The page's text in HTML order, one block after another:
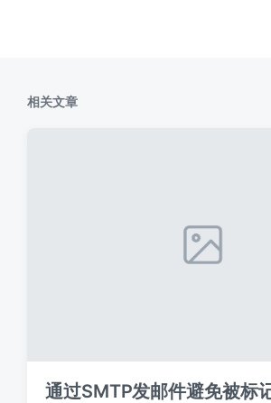
相关文章
通过SMTP发邮件避免被标